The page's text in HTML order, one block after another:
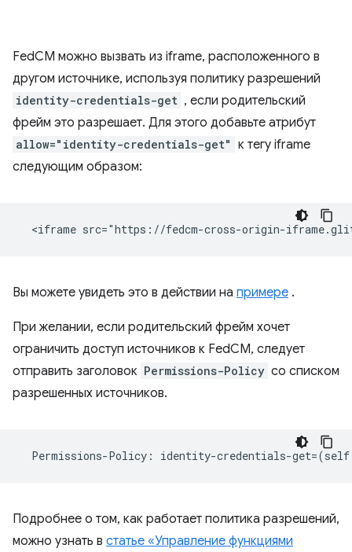
FedCM можно вызвать из iframe, расположенного в
другом источнике, используя политику разрешений
identity-credentials-get , если родительский
фрейм это разрешает. Для этого добавьте атрибут
allow="identity-credentials-get" к тегу iframe
следующим образом:
Вы можете увидеть это в действии на примере .
При желании, если родительский фрейм хочет
ограничить доступ источников к FedCM, следует
отправить заголовок Permissions-Policy со списком
разрешенных источников.
Permissions-Policy : identity-credentials-get=(self
Подробнее о том, как работает политика разрешений,
можно узнать в статье «Управление функциями